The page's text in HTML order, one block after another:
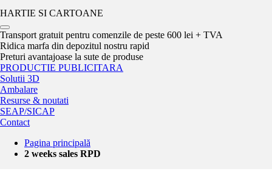
HARTIE SI CARTOANE
Transport gratuit pentru comenzile de peste 600 lei + TVA
Ridica marfa din depozitul nostru rapid
Preturi avantajoase la sute de produse
PRODUCTIE PUBLICITARA
Solutii 3D
Ambalare
Resurse & noutati
SEAP/SICAP
Contact
Pagina principală
2 weeks sales RPD